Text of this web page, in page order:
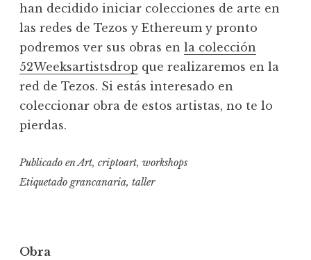
han decidido iniciar colecciones de arte en
las redes de Tezos y Ethereum y pronto
podremos ver sus obras en la colección
52Weeksartistsdrop que realizaremos en la
red de Tezos. Si estás interesado en
coleccionar obra de estos artistas, no te lo
pierdas.
Publicado enArt, criptoart, workshops
Etiquetado grancanaria, taller
Obra